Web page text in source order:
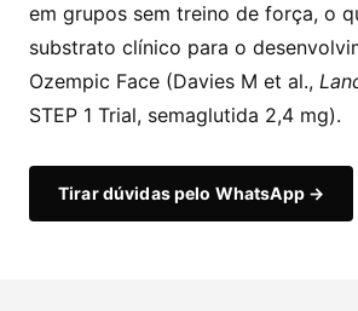
em grupos sem treino de força, o
substrato clínico para o
Ozempic Face (Davies M et al.,
STEP 1 Trial, semaglutida 2,4 mg).
Tirar dúvidas pelo WhatsApp →